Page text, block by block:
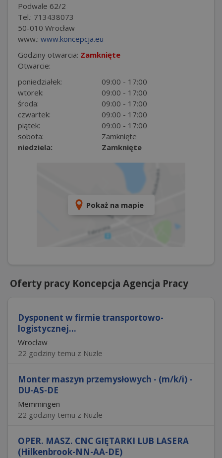
Podwale 62/2
Tel.: 713438073
50-010 Wrocław
www.: www.koncepcja.eu
Godziny otwarcia: Zamknięte
Otwarcie:
poniedziałek:
09:00 - 17:00
wtorek:
09:00 - 17:00
środa:
09:00 - 17:00
czwartek:
09:00 - 17:00
piątek:
09:00 - 17:00
sobota:
Zamknięte
niedziela:
Zamknięte
Pokaż na mapie
Oferty pracy Koncepcja Agencja Pracy
Dysponent w firmie transportowo-
logistycznej...
Wrocław
22 godziny temu z Nuzle
Monter maszyn przemysłowych - (m/k/i) -
DU-AS-DE
Memmingen
22 godziny temu z Nuzle
OPER. MASZ. CNC GIĘTARKI LUB LASERA
(Hilkenbrook-NN-AA-DE)